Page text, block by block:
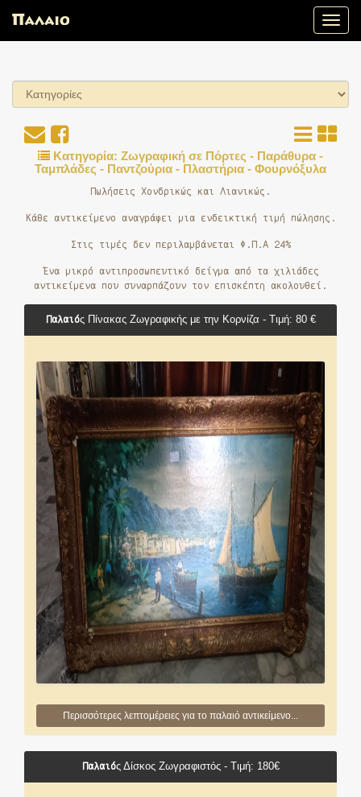
Toggle
Κατηγορία: Ζωγραφική σε Πόρτες - Παράθυρα -
Ταμπλάδες - Παντζούρια - Πλαστήρια - Φουρνόξυλα
Πωλήσεις Χονδρικώς και Λιανικώς.
Κάθε αντικείμενο αναγράφει μια ενδεικτική τιμή πώλησης.
Στις τιμές δεν περιλαμβάνεται Φ.Π.Α 24%
Ένα μικρό αντιπροσωπευτικό δείγμα από τα χιλιάδες
αντικείμενα που συναρπάζουν τον επισκέπτη ακολουθεί.
Παλαιός Πίνακας Ζωγραφικής με την Κορνίζα - Τιμή: 80 €
Περισσότερες λεπτομέρειες για το παλαιό αντικείμενο...
Παλαιός Δίσκος Ζωγραφιστός - Τιμή: 180€